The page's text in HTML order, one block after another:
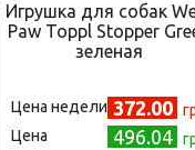
Игрушка для собак
Paw Toppl Stopper
зеленая
Цена недели 372.00
Цена
496.04